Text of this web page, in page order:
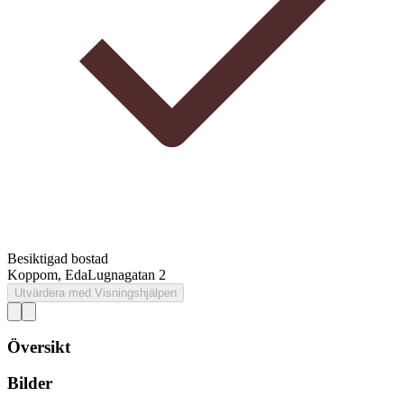
Besiktigad bostad
Koppom, EdaLugnagatan 2
Utvärdera med Visningshjälpen
Översikt
Bilder